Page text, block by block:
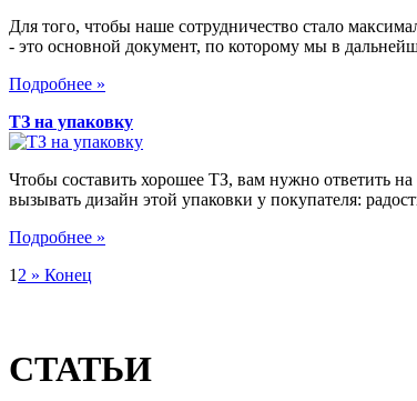
Для того, чтобы наше сотрудничество стало
- это основной документ, по которому мы в
Подробнее »
ТЗ на упаковку
Чтобы составить хорошее ТЗ, вам нужно ответить
вызывать дизайн этой упаковки у покупателя:
Подробнее »
1 2 » Конец
СТАТЬИ